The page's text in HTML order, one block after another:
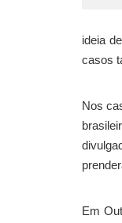
ideia
casos
Nos
Em